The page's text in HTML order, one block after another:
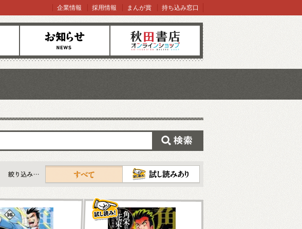
お知らせ オンラインショップ
企業情報 採用情報 まんが賞 持ち込み窓口
すべて